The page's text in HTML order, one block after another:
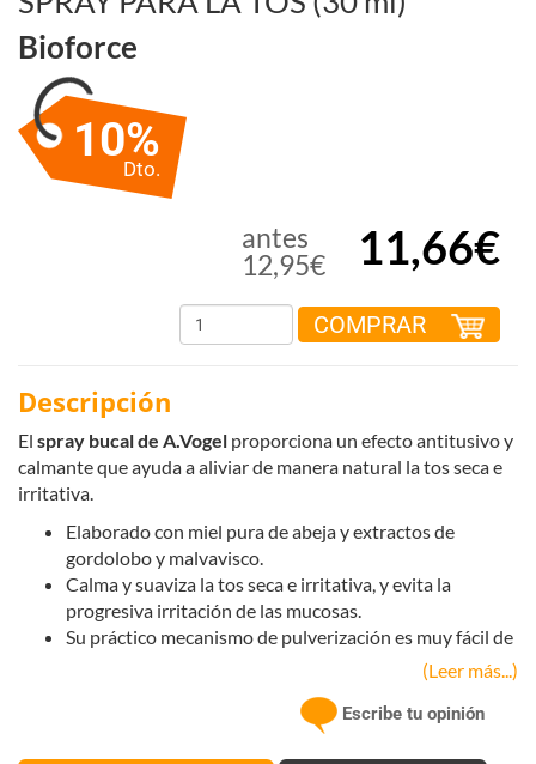
Bioforce
10%
Dto.
antes
12,95€
11,66€
COMPRAR
Descripción
El spray bucal de A.Vogel proporciona un efecto antitusivo y
calmante que ayuda a aliviar de manera natural la tos seca e
irritativa.
Elaborado con miel pura de abeja y extractos de
gordolobo y malvavisco.
Calma y suaviza la tos seca e irritativa, y evita la
progresiva irritación de las mucosas.
Su práctico mecanismo de pulverización es muy fácil de
usar, y permite la correcta dosificación y llegada del
(Leer más...)
Escribe tu opinión